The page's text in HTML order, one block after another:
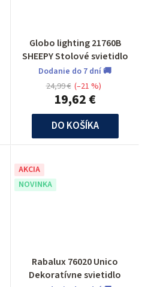
Globo lighting 21760B
SHEEPY Stolové svietidlo
Dodanie do 7 dní 🚚
19,62 €
24,99 € (–21 %)
DO KOŠÍKA
AKCIA
NOVINKA
Rabalux 76020 Unico
Dekoratívne svietidlo